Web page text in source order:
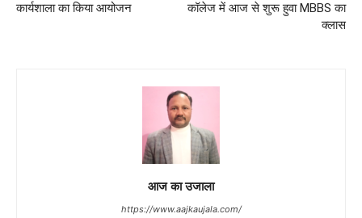
कार्यशाला का किया आयोजन
कॉलेज में आज से शुरू हुवा MBBS का
क्लास
आज का उजाला
https://www.aajkaujala.com/